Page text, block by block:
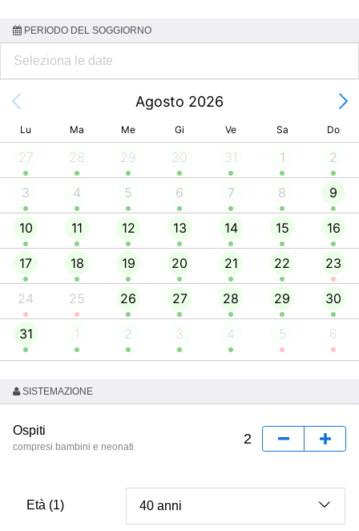
PERIODO DEL SOGGIORNO
Agosto 2026
Lu Ma Me Gi Ve Sa Do
27 28 29 30 31 1 2
3 4 5 6 7 8 9
10 11 12 13 14 15 16
17 18 19 20 21 22 23
24 25 26 27 28 29 30
31 1 2 3 4 5 6
SISTEMAZIONE
Ospiti
compresi bambini e neonati
Età (1)